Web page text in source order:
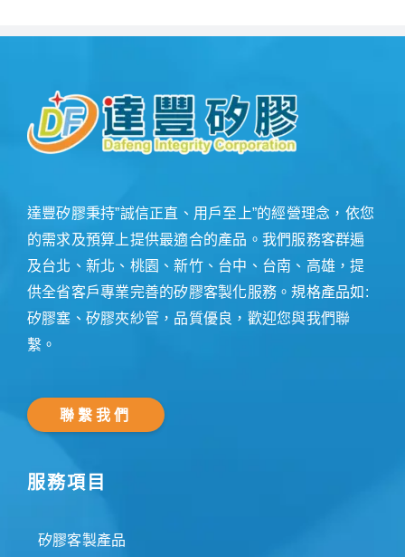
達豐矽膠秉持”誠信正直、用戶至上”的經營理念，依您
的需求及預算上提供最適合的產品。我們服務客群遍
及台北、新北、桃園、新竹、台中、台南、高雄，提
供全省客戶專業完善的矽膠客製化服務。規格產品如:
矽膠塞、矽膠夾紗管，品質優良，歡迎您與我們聯
繫。
聯繫我們
服務項目
矽膠客製產品